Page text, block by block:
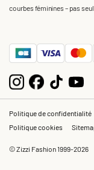
courbes féminines – pas
Politique de confidentialité
Politique cookies
© Zizzi Fashion 1999-2026